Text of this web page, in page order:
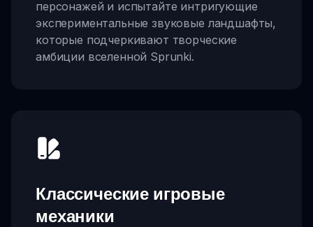
персонажей и испытайте интригующие
экспериментальные звуковые ландшафты,
которые подчеркивают творческие
амбиции вселенной Sprunki.
Классические игровые
механики